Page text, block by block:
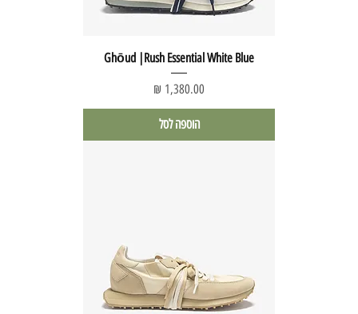
Ghōud |Rush Essential White Blue
מחיר
הוספה לסל